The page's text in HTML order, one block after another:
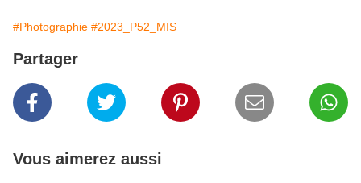
#Photographie #2023_P52_MIS
Partager
Vous aimerez aussi